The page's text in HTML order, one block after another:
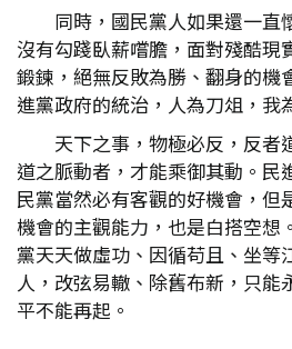
同時，國民黨人如果還一直
沒有勾踐臥薪嚐膽，面對殘酷現
鍛鍊，絕無反敗為勝、翻身的機
進黨政府的統治，人為刀俎，我
天下之事，物極必反，反者
道之脈動者，才能乘御其動。民
民黨當然必有客觀的好機會，但
機會的主觀能力，也是白搭空想
黨天天做虛功、因循苟且、坐等
人，改弦易轍、除舊布新，只能
平不能再起。